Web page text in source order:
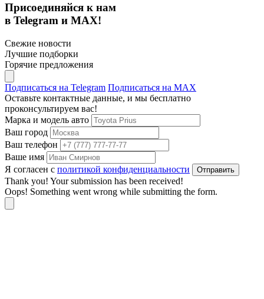
Присоединяйся к нам
в Telegram и MAX!
Свежие новости
Лучшие подборки
Горячие предложения
Подписаться на Telegram Подписаться на MAX
Оставьте контактные данные, и мы бесплатно
проконсультируем вас!
Марка и модель авто
Ваш город
Ваш телефон
Ваше имя
Я согласен с политикой конфиденциальности
Thank you! Your submission has been received!
Oops! Something went wrong while submitting the form.